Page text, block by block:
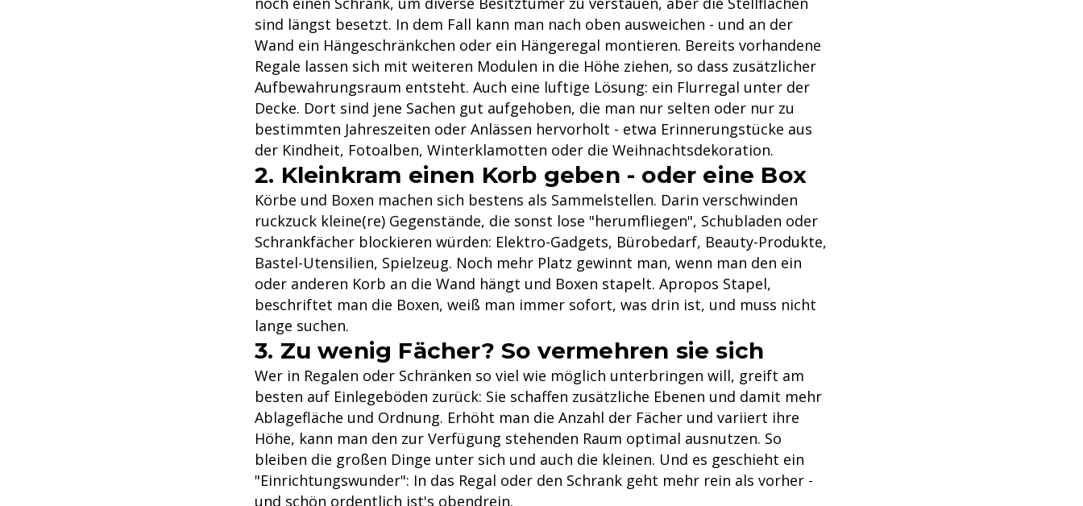
sind längst besetzt. In dem Fall kann man nach oben ausweichen - und an der
Wand ein Hängeschränkchen oder ein Hängeregal montieren. Bereits vorhandene
Regale lassen sich mit weiteren Modulen in die Höhe ziehen, so dass zusätzlicher
Aufbewahrungsraum entsteht. Auch eine luftige Lösung: ein Flurregal unter der
Decke. Dort sind jene Sachen gut aufgehoben, die man nur selten oder nur zu
bestimmten Jahreszeiten oder Anlässen hervorholt - etwa Erinnerungstücke aus
der Kindheit, Fotoalben, Winterklamotten oder die Weihnachtsdekoration.
2. Kleinkram einen Korb geben - oder eine Box
Körbe und Boxen machen sich bestens als Sammelstellen. Darin verschwinden
ruckzuck kleine(re) Gegenstände, die sonst lose "herumfliegen", Schubladen oder
Schrankfächer blockieren würden: Elektro-Gadgets, Bürobedarf, Beauty-Produkte,
Bastel-Utensilien, Spielzeug. Noch mehr Platz gewinnt man, wenn man den ein
oder anderen Korb an die Wand hängt und Boxen stapelt. Apropos Stapel,
beschriftet man die Boxen, weiß man immer sofort, was drin ist, und muss nicht
lange suchen.
3. Zu wenig Fächer? So vermehren sie sich
Wer in Regalen oder Schränken so viel wie möglich unterbringen will, greift am
besten auf Einlegeböden zurück: Sie schaffen zusätzliche Ebenen und damit mehr
Ablagefläche und Ordnung. Erhöht man die Anzahl der Fächer und variiert ihre
Höhe, kann man den zur Verfügung stehenden Raum optimal ausnutzen. So
bleiben die großen Dinge unter sich und auch die kleinen. Und es geschieht ein
"Einrichtungswunder": In das Regal oder den Schrank geht mehr rein als vorher -
und schön ordentlich ist's obendrein.